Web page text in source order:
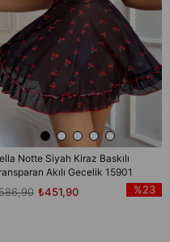
Notte Siyah Kiraz Baskılı
Akılı Gecelik 15901
₺451,90 %23